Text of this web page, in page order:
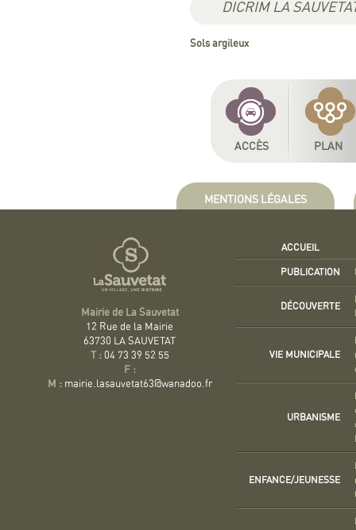
DICRIM LA
Sols argileux
ACCÈS PLAN
MENTIONS LÉGALES
Mairie de La Sauvetat
12 Rue de la Mairie
63730 LA SAUVETAT
T : 04 73 39 52 55
F :
M : mairie.lasauvetat63@wanadoo.fr
ACCUEIL
PUBLICATION
DÉCOUVERTE
VIE MUNICIPALE
URBANISME
ENFANCE/JEUNESSE